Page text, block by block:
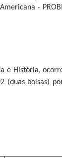
-
e História,
(duas bolsas)